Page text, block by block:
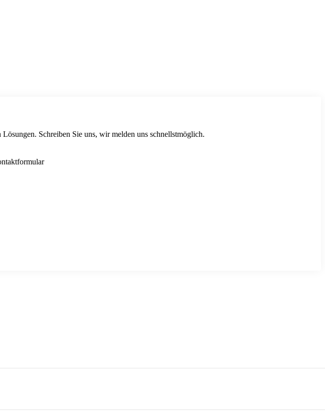
Schreiben Sie uns, wir melden uns schnellstmöglich.